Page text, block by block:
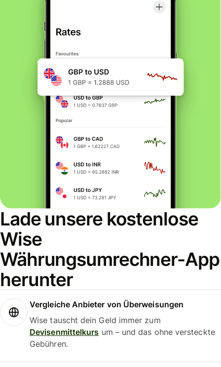
Lade unsere kostenlose
Wise
Währungsumrechner-App
herunter
Vergleiche Anbieter von Überweisungen
Wise tauscht dein Geld immer zum
Devisenmittelkurs um – und das ohne versteckte
Gebühren.